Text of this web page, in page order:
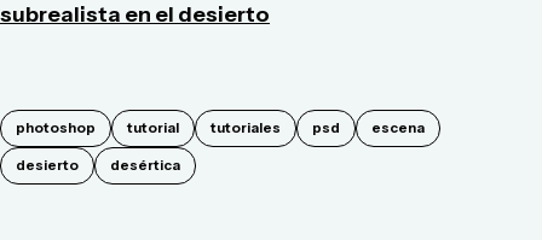
subrealista en el desierto
photoshop tutorial tutoriales psd escena
desierto desértica